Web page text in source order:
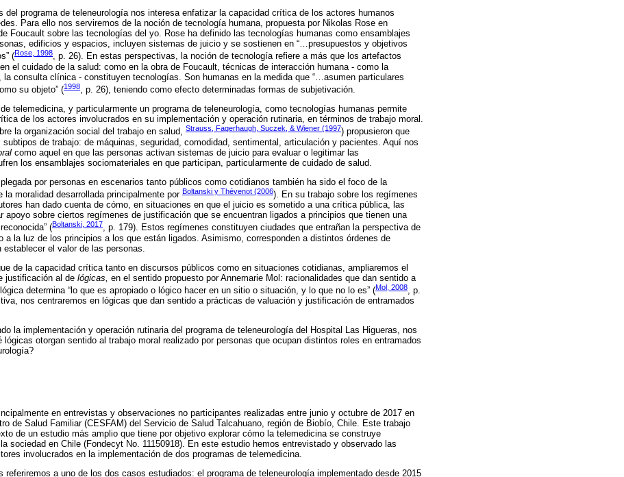
del programa de teleneurología nos interesa enfatizar la capacidad crítica de los actores humanos
Para ello nos serviremos de la noción de tecnología humana, propuesta por Nikolas Rose en
Foucault sobre las tecnologías del yo. Rose ha definido las tecnologías humanas como ensamblajes
edificios y espacios, incluyen sistemas de juicio y se sostienen en “…presupuestos y objetivos
(Rose, 1998, p. 26). En estas perspectivas, la noción de tecnología refiere a más que los artefactos
el cuidado de la salud: como en la obra de Foucault, técnicas de interacción humana - como la
la consulta clínica - constituyen tecnologías. Son humanas en la medida que “…asumen particulares
su objeto” (1998, p. 26), teniendo como efecto determinadas formas de subjetivación.
telemedicina, y particularmente un programa de teleneurología, como tecnologías humanas permite
de los actores involucrados en su implementación y operación rutinaria, en términos de trabajo moral.
la organización social del trabajo en salud, Strauss, Fagerhaugh, Suczek, & Wiener (1997) propusieron que
de trabajo: de máquinas, seguridad, comodidad, sentimental, articulación y pacientes. Aquí nos
como aquel en que las personas activan sistemas de juicio para evaluar o legitimar las
los ensamblajes sociomateriales en que participan, particularmente de cuidado de salud.
por personas en escenarios tanto públicos como cotidianos también ha sido el foco de la
la moralidad desarrollada principalmente por Boltanski y Thévenot (2006). En su trabajo sobre los regímenes
han dado cuenta de cómo, en situaciones en que el juicio es sometido a una crítica pública, las
apoyo sobre ciertos regímenes de justificación que se encuentran ligados a principios que tienen una
(Boltanski, 2017, p. 179). Estos regímenes constituyen ciudades que entrañan la perspectiva de
a la luz de los principios a los que están ligados. Asimismo, corresponden a distintos órdenes de
el valor de las personas.
de la capacidad crítica tanto en discursos públicos como en situaciones cotidianas, ampliaremos el
justificación al de lógicas, en el sentido propuesto por Annemarie Mol: racionalidades que dan sentido a
determina “lo que es apropiado o lógico hacer en un sitio o situación, y lo que no lo es” (Mol, 2008, p.
nos centraremos en lógicas que dan sentido a prácticas de valuación y justificación de entramados
la implementación y operación rutinaria del programa de teleneurología del Hospital Las Higueras, nos
lógicas otorgan sentido al trabajo moral realizado por personas que ocupan distintos roles en entramados
en entrevistas y observaciones no participantes realizadas entre junio y octubre de 2017 en
de Salud Familiar (CESFAM) del Servicio de Salud Talcahuano, región de Biobío, Chile. Este trabajo
de un estudio más amplio que tiene por objetivo explorar cómo la telemedicina se construye
sociedad en Chile (Fondecyt No. 11150918). En este estudio hemos entrevistado y observado las
involucrados en la implementación de dos programas de telemedicina.
referiremos a uno de los dos casos estudiados: el programa de teleneurología implementado desde 2015